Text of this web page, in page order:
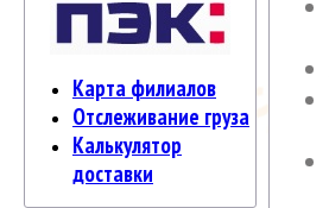
Карта филиалов
Отслеживание груза
Калькулятор
доставки